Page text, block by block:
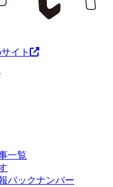
イト
一覧
バックナンバー